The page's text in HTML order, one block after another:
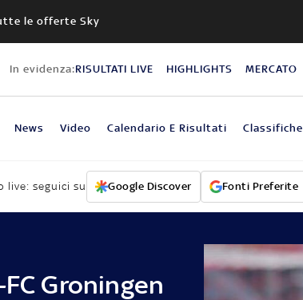
le offerte Sky
In evidenza:RISULTATI LIVE HIGHLIGHTS MERCATO
News Video Calendario E Risultati Classifiche
live: seguici su Google Discover Fonti Preferite
Groningen